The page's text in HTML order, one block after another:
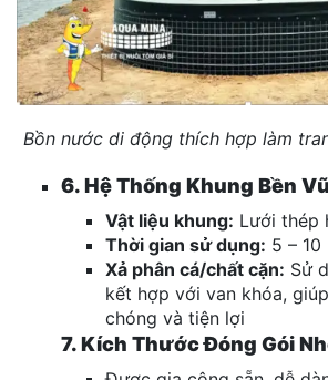
Bồn nước di động thích hợp làm
6. Hệ Thống Khung Bền
Vật liệu khung: Lưới thép
Thời gian sử dụng: 5 – 10
Xả phân cá/chất cặn: Sử
kết hợp với van khóa,
chóng và tiện lợi
7. Kích Thước Đóng Gói